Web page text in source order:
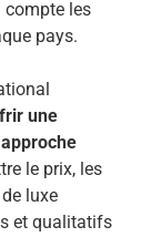
compte les
pays.
une
le prix, les
luxe
et qualitatifs